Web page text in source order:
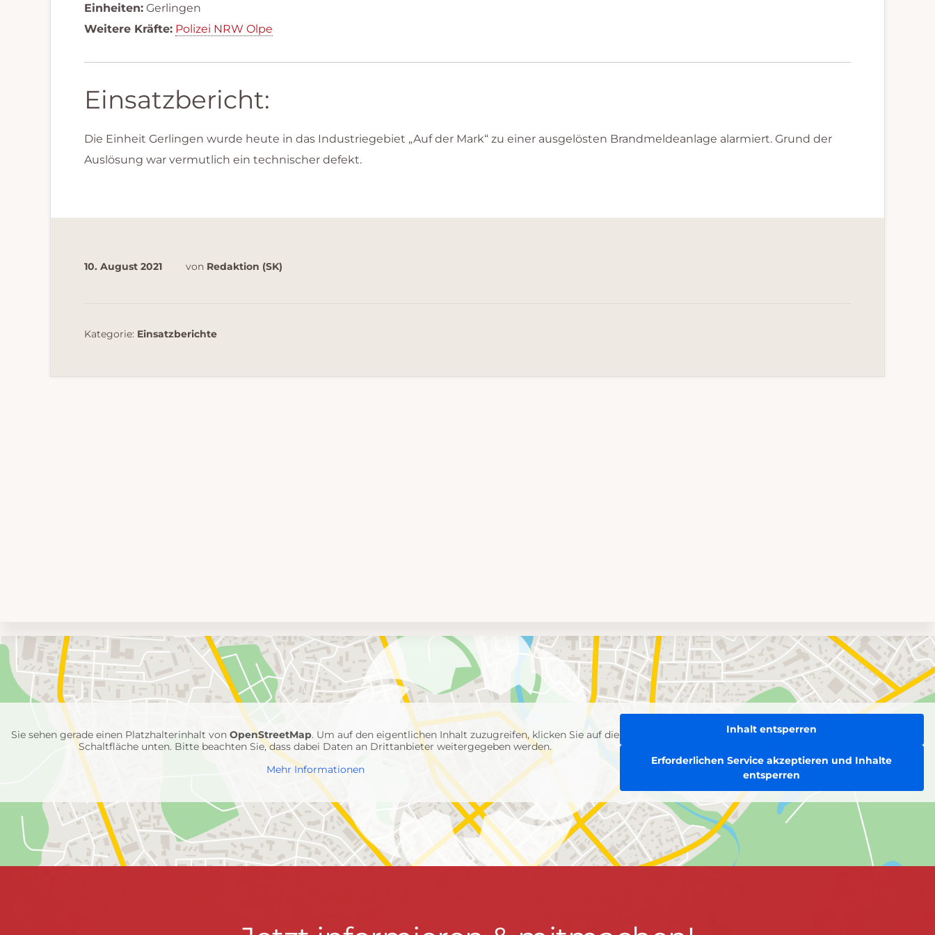
Einheiten: Gerlingen
Weitere Kräfte: Polizei NRW Olpe
Einsatzbericht:
Die Einheit Gerlingen wurde heute in das Industriegebiet „Auf der Mark“ zu einer ausgelösten Brandmeldeanlage alarmiert. Grund der
Auslösung war vermutlich ein technischer defekt.
10. August 2021 von Redaktion (SK)
Kategorie: Einsatzberichte
Umgebungskarte
mit
Feuerwehr-
Einheiten
Sie sehen gerade einen Platzhalterinhalt vonOpenStreetMap. Um auf den eigentlichen Inhalt zuzugreifen, klicken Sie auf die
Schaltfläche unten. Bitte beachten Sie, dass dabei Daten an Drittanbieter weitergegeben werden.
Mehr Informationen
Inhalt entsperren
Erforderlichen Service akzeptieren und Inhalte
entsperren